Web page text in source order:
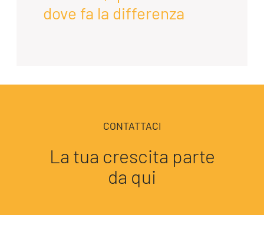
dove fa la differenza
CONTATTACI
La tua crescita parte
da qui